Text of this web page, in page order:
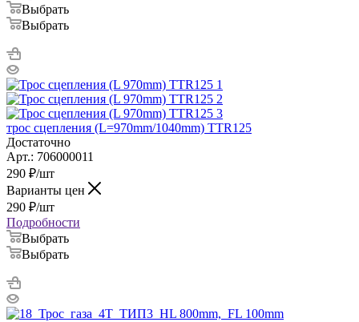
Выбрать
Выбрать
трос сцепления (L=970mm/1040mm) TTR125
Достаточно
Арт.: 706000011
290 ₽/шт
Варианты цен
290 ₽/шт
Подробности
Выбрать
Выбрать